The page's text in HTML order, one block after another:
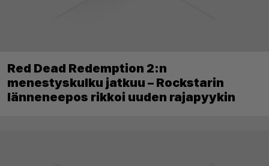
Red Dead Redemption 2:n
menestyskulku jatkuu – Rockstarin
länneneepos rikkoi uuden rajapyykin